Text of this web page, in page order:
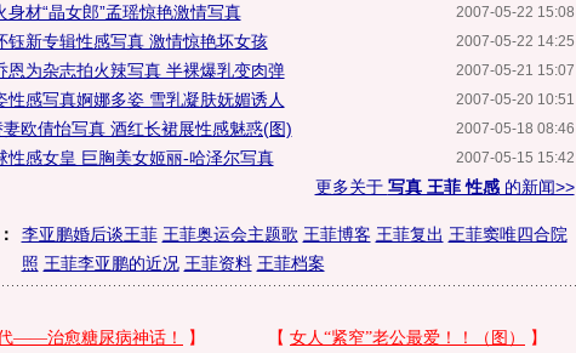
2007-05-22 15:08
身材“晶女郎”孟瑶惊艳激情写真
2007-05-22 14:25
钰新专辑性感写真 激情惊艳坏女孩
2007-05-21 15:07
恩为杂志拍火辣写真 半裸爆乳变肉弹
2007-05-20 10:51
性感写真婀娜多姿 雪乳凝肤妩媚诱人
2007-05-18 08:46
欧倩怡写真 酒红长裙展性感魅惑(图)
2007-05-15 15:42
性感女皇 巨胸美女姬丽-哈泽尔写真
更多关于 写真 王菲 性感的新闻>>
李亚鹏婚后谈王菲 王菲奥运会主题歌 王菲博客 王菲复出 王菲窦唯四合院
照 王菲李亚鹏的近况 王菲资料 王菲档案